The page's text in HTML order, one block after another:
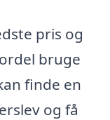
pris og
bruge
finde en
og få